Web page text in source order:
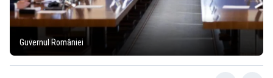
Guvernul României